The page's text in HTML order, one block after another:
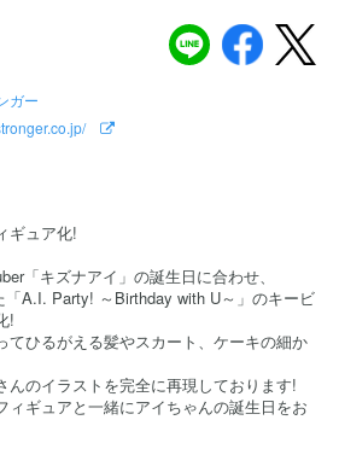
ガー
ギュア化!
「キズナアイ」の誕生日に合わせ、
「A.I. Party! ～Birthday with U～」のキービ
!
てひるがえる髪やスカート、ケーキの細か
んのイラストを完全に再現しております!
ィギュアと一緒にアイちゃんの誕生日をお